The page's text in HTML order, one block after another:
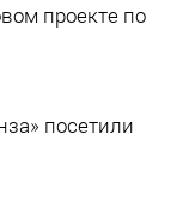
проекте по
посетили